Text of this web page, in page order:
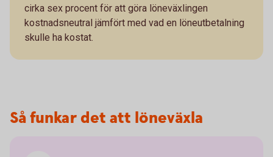
cirka sex procent för att göra löneväxlingen
kostnadsneutral jämfört med vad en löneutbetalning
skulle ha kostat.
Så funkar det att löneväxla